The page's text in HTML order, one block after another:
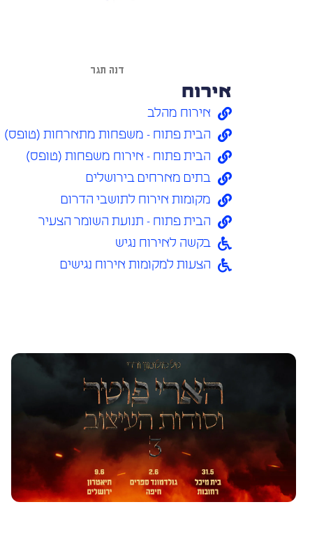
דנה תגר
אירוח
אירוח מהלב
הבית פתוח - משפחות מתארחות (טופס)
הבית פתוח - אירוח משפחות (טופס)
בתים מארחים בירושלים
מקומות אירוח לתושבי הדרום
הבית פתוח - תנועת השומר הצעיר
בקשה לאירוח נגיש
הצעות למקומות אירוח נגישים